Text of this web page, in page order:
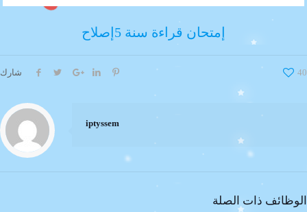
إمتحان قراءة سنة 5إصلاح
شارك 40
iptyssem
الوظائف ذات الصلة